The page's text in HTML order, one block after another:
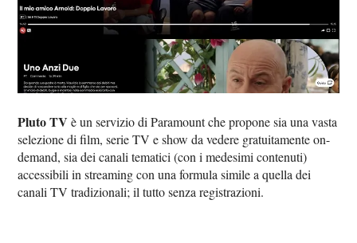
Pluto TV è un servizio di Paramount che propone sia una vasta
selezione di film, serie TV e show da vedere gratuitamente on-
demand, sia dei canali tematici (con i medesimi contenuti)
accessibili in streaming con una formula simile a quella dei
canali TV tradizionali; il tutto senza registrazioni.